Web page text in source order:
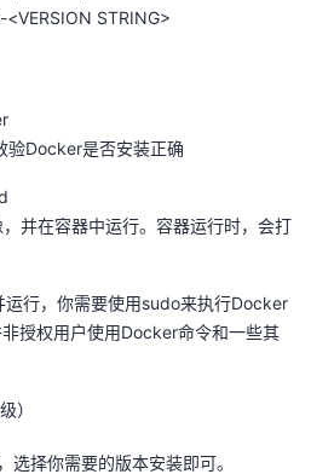
STRING>
Docker是否安装正确
并在容器中运行。容器运行时，会打
行，你需要使用sudo来执行Docker
授权用户使用Docker命令和一些其
）
择你需要的版本安装即可。